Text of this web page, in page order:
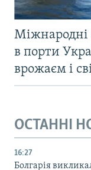
Міжнародні
в порти
врожаєм і
ОСТАННІ
16:27
Болгарія